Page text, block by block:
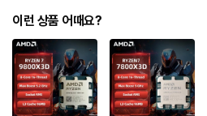
이런 상품 어때요?